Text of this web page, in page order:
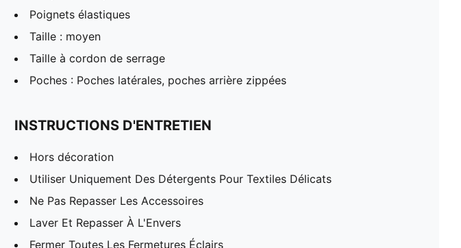
Poignets élastiques
Taille : moyen
Taille à cordon de serrage
Poches : Poches latérales, poches arrière zippées
INSTRUCTIONS D'ENTRETIEN
Hors décoration
Utiliser Uniquement Des Détergents Pour Textiles Délicats
Ne Pas Repasser Les Accessoires
Laver Et Repasser À L'Envers
Fermer Toutes Les Fermetures Éclairs